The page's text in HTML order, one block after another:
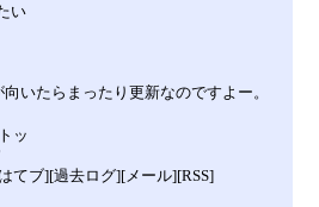
い
向いたらまったり更新なのですよー。
ッ
てブ][過去ログ][メール][RSS]